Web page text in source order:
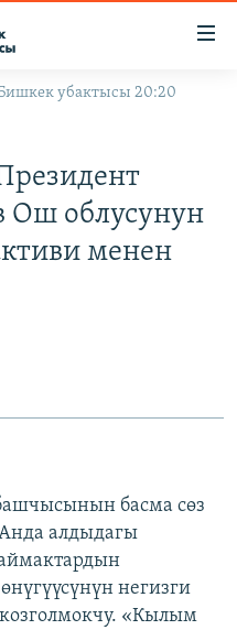
убактысы 20:20
Ош облусунун
менен
басма сөз
алдыдагы
негизги
«Кылым